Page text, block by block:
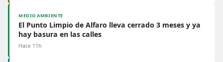
MEDIO AMBIENTE
El Punto Limpio de Alfaro lleva cerrado 3 meses y ya
hay basura en las calles
Hace 11h